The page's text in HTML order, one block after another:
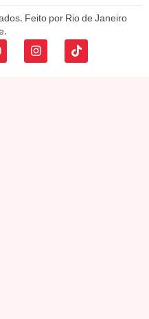
Feito por Rio de Janeiro